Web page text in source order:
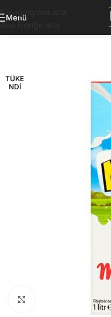
Navigasyona atla
Ana içeriğe atla
Menü
TÜKE
NDI
Büyütmek için tıklayın